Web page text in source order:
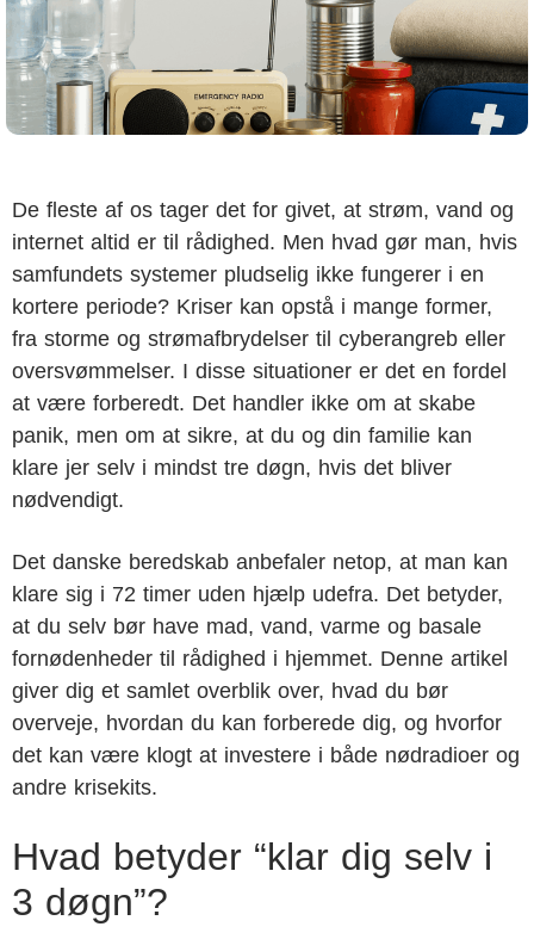
De fleste af os tager det for givet, at strøm, vand og
internet altid er til rådighed. Men hvad gør man, hvis
samfundets systemer pludselig ikke fungerer i en
kortere periode? Kriser kan opstå i mange former,
fra storme og strømafbrydelser til cyberangreb eller
oversvømmelser. I disse situationer er det en fordel
at være forberedt. Det handler ikke om at skabe
panik, men om at sikre, at du og din familie kan
klare jer selv i mindst tre døgn, hvis det bliver
nødvendigt.
Det danske beredskab anbefaler netop, at man kan
klare sig i 72 timer uden hjælp udefra. Det betyder,
at du selv bør have mad, vand, varme og basale
fornødenheder til rådighed i hjemmet. Denne artikel
giver dig et samlet overblik over, hvad du bør
overveje, hvordan du kan forberede dig, og hvorfor
det kan være klogt at investere i både nødradioer og
andre krisekits.
Hvad betyder “klar dig selv i
3 døgn”?